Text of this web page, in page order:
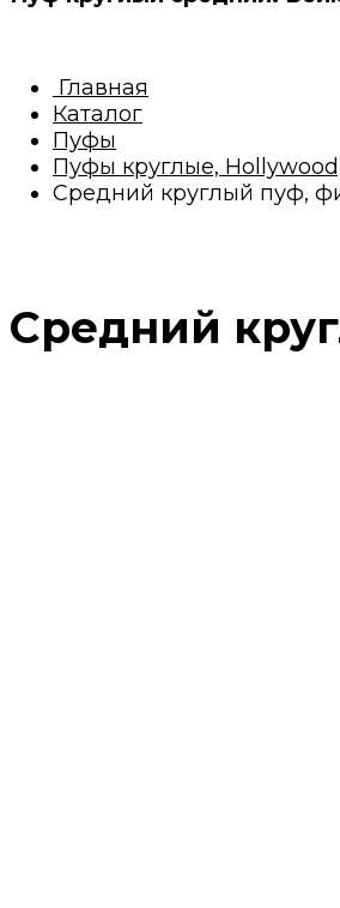
Главная
Каталог
Пуфы
Пуфы круглые,
Средний круглый пуф,
Средний